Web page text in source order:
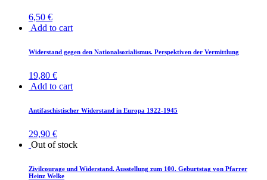
6,50 €
Add to cart
Wi­der­stand ge­gen den Na­tio­nal­so­zia­lis­mus. Per­spek­ti­ven der Vermittlung
19,80 €
Add to cart
An­ti­fa­schis­ti­scher Wi­der­stand in Eu­ro­pa 1922-1945
29,90 €
Out of stock
Zi­vil­cou­ra­ge und Wi­der­stand. Aus­stel­lung zum 100. Ge­burts­tag von Pfar­rer
Heinz Welke